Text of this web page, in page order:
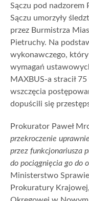
Sączu pod
Sączu umorzyły
przez Burmistrza
Pietruchy. Na
wykonawczego, który
wymagań
MAXBUS-a stracił
wszczęcia
dopuścili się
Prokurator Paweł
przekroczenie
przez funkcjonariusza
do pociągnięcia go do
Ministerstwo
Prokuratury